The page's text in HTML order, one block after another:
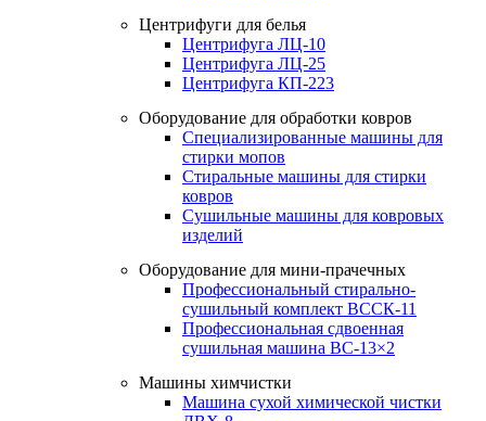
Центрифуги для белья
Центрифуга ЛЦ-10
Центрифуга ЛЦ-25
Центрифуга КП-223
Оборудование для обработки ковров
Специализированные машины для
стирки мопов
Стиральные машины для стирки
ковров
Сушильные машины для ковровых
изделий
Оборудование для мини-прачечных
Профессиональный стирально-
сушильный комплект ВССК-11
Профессиональная сдвоенная
сушильная машина ВС-13×2
Машины химчистки
Машина сухой химической чистки